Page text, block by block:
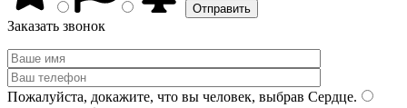
Заказать звонок
Пожалуйста, докажите, что вы человек, выбрав Сердце.